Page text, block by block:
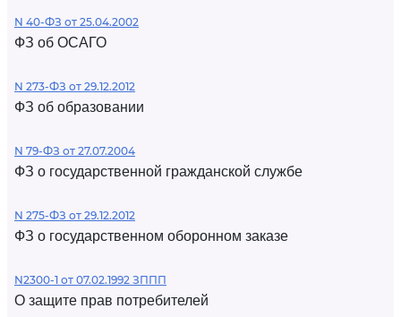
N 40-ФЗ от 25.04.2002
ФЗ об ОСАГО
N 273-ФЗ от 29.12.2012
ФЗ об образовании
N 79-ФЗ от 27.07.2004
ФЗ о государственной гражданской службе
N 275-ФЗ от 29.12.2012
ФЗ о государственном оборонном заказе
N2300-1 от 07.02.1992 ЗППП
О защите прав потребителей